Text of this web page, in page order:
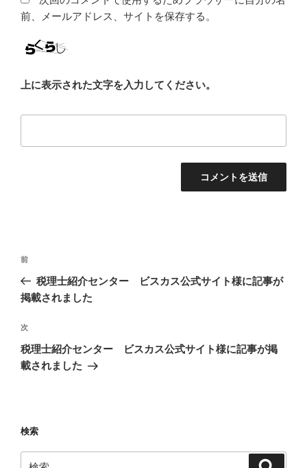
前、メールアドレス、サイトを保存する。
上に表示された文字を入力してください。
投
ナ
ゲ
ー
シ
前
の
投
前
税理士紹介センター ビスカス公式サイト様に記事が
掲載されました
次
の
投
次
税理士紹介センター ビスカス公式サイト様に記事が掲
載されました
検索